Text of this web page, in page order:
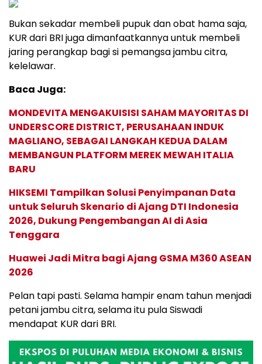
Bukan sekadar membeli pupuk dan obat hama saja,
KUR dari BRI juga dimanfaatkannya untuk membeli
jaring perangkap bagi si pemangsa jambu citra,
kelelawar.
Baca Juga:
MONDEVITA MENGAKUISISI SAHAM MAYORITAS DI
UNDERSCORE DISTRICT, PERUSAHAAN INDUK
MAGLIANO, SEBAGAI LANGKAH KEDUA DALAM
MEMBANGUN PLATFORM MEREK MEWAH ITALIA
BARU
HIKSEMI Tampilkan Solusi Penyimpanan Data
untuk Seluruh Skenario di Ajang DTI Indonesia
2026, Dukung Pengembangan AI di Asia
Tenggara
Huawei Jadi Mitra bagi Ajang GSMA M360 ASEAN
2026
Pelan tapi pasti. Selama hampir enam tahun menjadi
petani jambu citra, selama itu pula Siswadi
mendapat KUR dari BRI.